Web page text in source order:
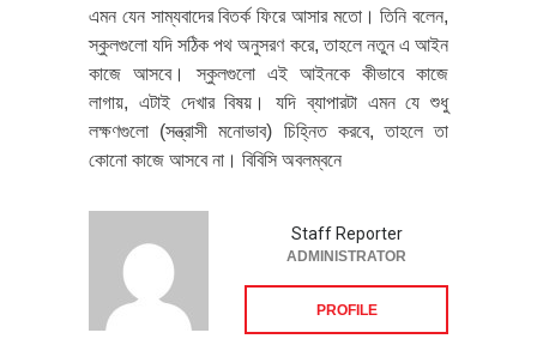
এমন যেন সাম্যবাদের বিতর্ক ফিরে আসার মতো। তিনি বলেন,
স্কুলগুলো যদি সঠিক পথ অনুসরণ করে, তাহলে নতুন এ আইন
কাজে আসবে। স্কুলগুলো এই আইনকে কীভাবে কাজে
লাগায়, এটাই দেখার বিষয়। যদি ব্যাপারটা এমন যে শুধু
লক্ষণগুলো (সন্ত্রাসী মনোভাব) চিহ্নিত করবে, তাহলে তা
কোনো কাজে আসবে না। বিবিসি অবলম্বনে
Staff Reporter
ADMINISTRATOR
PROFILE